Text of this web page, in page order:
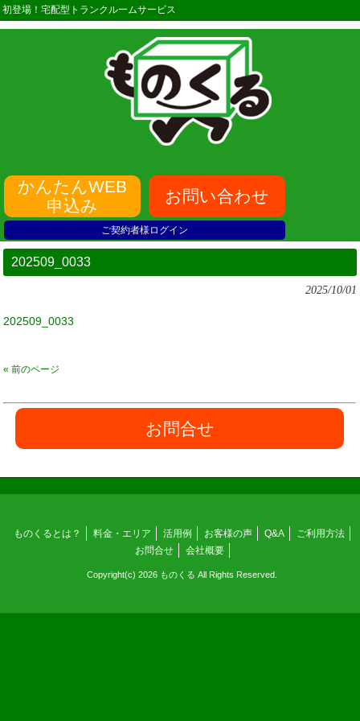
初登場！宅配型トランクルームサービス
かんたんWEB
申込み
お問い合わせ
ご契約者様ログイン
202509_0033
2025/10/01
202509_0033
« 前のページ
お問合せ
ものくるとは？ 料金・エリア 活用例 お客様の声 Q&A
ご利用方法
お問合せ
会社概要
Copyright(c) 2026 ものくる All Rights Reserved.